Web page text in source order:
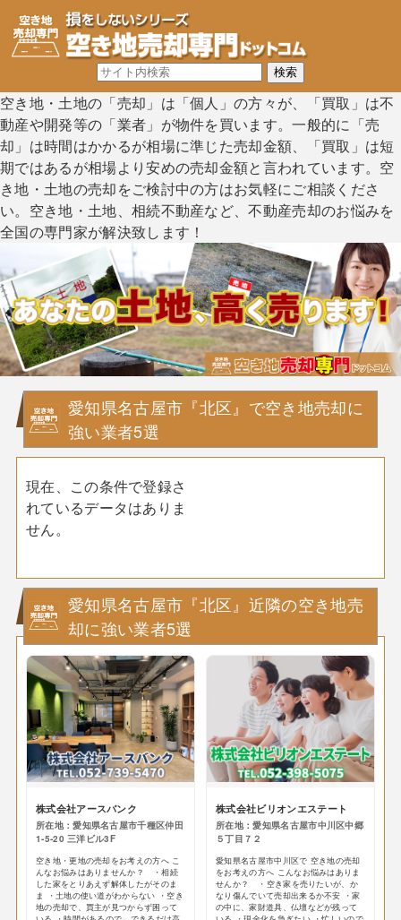
空き地・土地の「売却」は「個人」の方々が、「買取」は不
動産や開発等の「業者」が物件を買います。一般的に「売
却」は時間はかかるが相場に準じた売却金額、「買取」は短
期ではあるが相場より安めの売却金額と言われています。空
き地・土地の売却をご検討中の方はお気軽にご相談くださ
い。空き地・土地、相続不動産など、不動産売却のお悩みを
全国の専門家が解決致します！
愛知県名古屋市『北区』で空き地売却に
強い業者5選
現在、この条件で登録さ
れているデータはありま
せん。
愛知県名古屋市『北区』近隣の空き地売
却に強い業者5選
株式会社アースバンク
所在地：愛知県名古屋市千種区仲田
1-5-20 三洋ビル3F
空き地・更地の売却をお考えの方へ こ
んなお悩みはありませんか？ ・相続
した家をとりあえず解体したがそのま
ま ・土地の使い道がわからない ・空き
地の売却で、買主が見つからず困って
株式会社ビリオンエステート
所在地：愛知県名古屋市中川区中郷
５丁目７２
愛知県名古屋市中川区で 空き地の売却
をお考えの方へ こんなお悩みはありま
せんか？ ・空き家を売りたいが、か
なり傷んでいて売却出来るか不安 ・家
の中に、家財道具、仏壇などが残って